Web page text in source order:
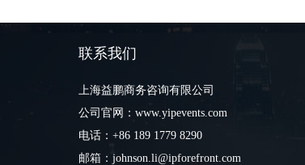
联系我们
上海益鹏商务咨询有限公司
公司官网：www.yipevents.com
电话：+86 189 1779 8290
邮箱：johnson.li@ipforefront.com